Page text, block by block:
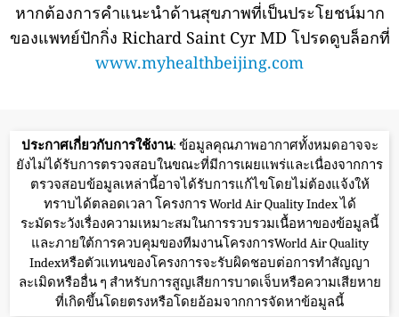
หากต้องการคำแนะนำด้านสุขภาพที่เป็นประโยชน์มาก
ของแพทย์ปักกิ่ง Richard Saint Cyr MD โปรดดูบล็อกที่
www.myhealthbeijing.com
ประกาศเกี่ยวกับการใช้งาน: ข้อมูลคุณภาพอากาศทั้งหมดอาจจะ
ยังไม่ได้รับการตรวจสอบในขณะที่มีการเผยแพร่และเนื่องจากการ
ตรวจสอบข้อมูลเหล่านี้อาจได้รับการแก้ไขโดยไม่ต้องแจ้งให้
ทราบได้ตลอดเวลา โครงการ World Air Quality Index ได้
ระมัดระวังเรื่องความเหมาะสมในการรวบรวมเนื้อหาของข้อมูลนี้
และภายใต้การควบคุมของทีมงานโครงการWorld Air Quality
Indexหรือตัวแทนของโครงการจะรับผิดชอบต่อการทำสัญญา
ละเมิดหรืออื่น ๆ สำหรับการสูญเสียการบาดเจ็บหรือความเสียหาย
ที่เกิดขึ้นโดยตรงหรือโดยอ้อมจากการจัดหาข้อมูลนี้